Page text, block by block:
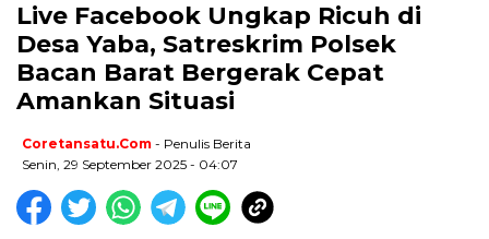
Live Facebook Ungkap Ricuh di
Desa Yaba, Satreskrim Polsek
Bacan Barat Bergerak Cepat
Amankan Situasi
Coretansatu.com - Penulis Berita
Senin, 29 September 2025 - 04:07